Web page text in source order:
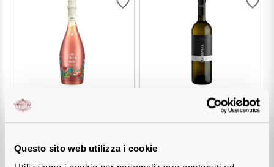
Questo sito web utilizza i cookie
Trentino
PROVENIENZA
Vini Lucani
Vini Emiliani
Vini Laziali
Modena DOC Spumante
Extra Dry
CA' BIANCA
Gavi DOCG